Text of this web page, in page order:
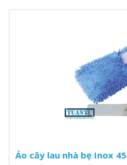
Áo cây lau nhà bẹ Inox